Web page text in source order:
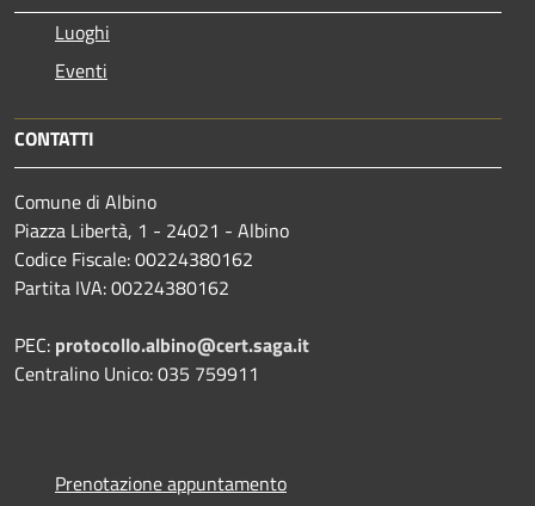
Luoghi
Eventi
CONTATTI
Comune di Albino
Piazza Libertà, 1 - 24021 - Albino
Codice Fiscale: 00224380162
Partita IVA: 00224380162
PEC: protocollo.albino@cert.saga.it
Centralino Unico: 035 759911
Prenotazione appuntamento